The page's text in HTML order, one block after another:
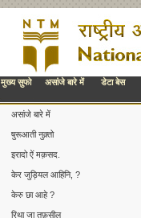
मुख्य सुफो असांजे बारे में डेटा बेस
असांजे बारे में
षुरूआती नुक़्तो
इरादो ऐं मक़सद.
केर जुड़ियल आहिनि, ?
केरु छा आहे ?
रिथा जा तफ़सील